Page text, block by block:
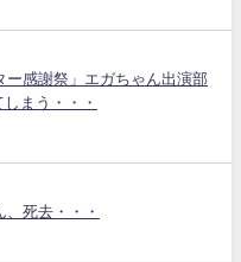
ー感謝祭」エガちゃん出演部
まう・・・
、死去・・・